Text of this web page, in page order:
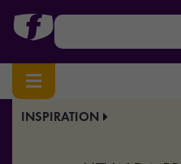
INSPIRATION
Hem/Display & Event /